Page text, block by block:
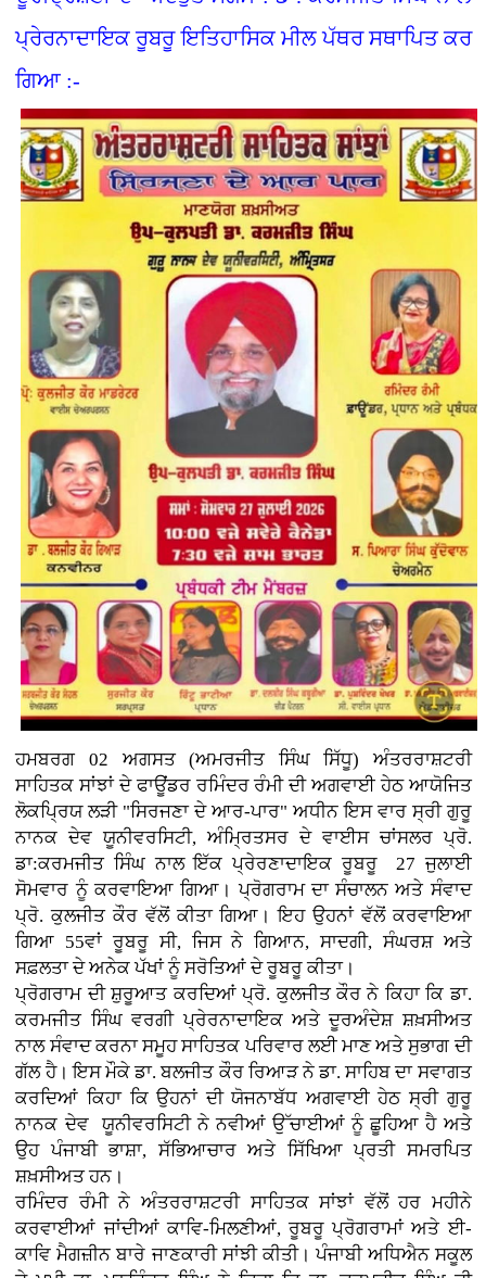
ਪ੍ਰੇਰਨਾਦਾਇਕ ਰੂਬਰੂ ਇਤਿਹਾਸਿਕ ਮੀਲ ਪੱਥਰ ਸਥਾਪਿਤ ਕਰ
ਗਿਆ :-
ਹਮਬਰਗ 02 ਅਗਸਤ (ਅਮਰਜੀਤ ਸਿੰਘ ਸਿੱਧੂ) ਅੰਤਰਰਾਸ਼ਟਰੀ
ਸਾਹਿਤਕ ਸਾਂਝਾਂ ਦੇ ਫਾਊਂਡਰ ਰਮਿੰਦਰ ਰੰਮੀ ਦੀ ਅਗਵਾਈ ਹੇਠ ਆਯੋਜਿਤ
ਲੋਕਪ੍ਰਿਯ ਲੜੀ "ਸਿਰਜਣਾ ਦੇ ਆਰ-ਪਾਰ" ਅਧੀਨ ਇਸ ਵਾਰ ਸ੍ਰੀ ਗੁਰੂ
ਨਾਨਕ ਦੇਵ ਯੂਨੀਵਰਸਿਟੀ, ਅੰਮ੍ਰਿਤਸਰ ਦੇ ਵਾਈਸ ਚਾਂਸਲਰ ਪ੍ਰੋ.
ਡਾ:ਕਰਮਜੀਤ ਸਿੰਘ ਨਾਲ ਇੱਕ ਪ੍ਰੇਰਣਾਦਾਇਕ ਰੂਬਰੂ 27 ਜੁਲਾਈ
ਸੋਮਵਾਰ ਨੂੰ ਕਰਵਾਇਆ ਗਿਆ। ਪ੍ਰੋਗਰਾਮ ਦਾ ਸੰਚਾਲਨ ਅਤੇ ਸੰਵਾਦ
ਪ੍ਰੋ. ਕੁਲਜੀਤ ਕੌਰ ਵੱਲੋਂ ਕੀਤਾ ਗਿਆ। ਇਹ ਉਹਨਾਂ ਵੱਲੋਂ ਕਰਵਾਇਆ
ਗਿਆ 55ਵਾਂ ਰੂਬਰੂ ਸੀ, ਜਿਸ ਨੇ ਗਿਆਨ, ਸਾਦਗੀ, ਸੰਘਰਸ਼ ਅਤੇ
ਸਫ਼ਲਤਾ ਦੇ ਅਨੇਕ ਪੱਖਾਂ ਨੂੰ ਸਰੋਤਿਆਂ ਦੇ ਰੂਬਰੂ ਕੀਤਾ।
ਪ੍ਰੋਗਰਾਮ ਦੀ ਸ਼ੁਰੂਆਤ ਕਰਦਿਆਂ ਪ੍ਰੋ. ਕੁਲਜੀਤ ਕੌਰ ਨੇ ਕਿਹਾ ਕਿ ਡਾ.
ਕਰਮਜੀਤ ਸਿੰਘ ਵਰਗੀ ਪ੍ਰੇਰਨਾਦਾਇਕ ਅਤੇ ਦੂਰਅੰਦੇਸ਼ ਸ਼ਖ਼ਸੀਅਤ
ਨਾਲ ਸੰਵਾਦ ਕਰਨਾ ਸਮੂਹ ਸਾਹਿਤਕ ਪਰਿਵਾਰ ਲਈ ਮਾਣ ਅਤੇ ਸੁਭਾਗ ਦੀ
ਗੱਲ ਹੈ। ਇਸ ਮੌਕੇ ਡਾ. ਬਲਜੀਤ ਕੌਰ ਰਿਆੜ ਨੇ ਡਾ. ਸਾਹਿਬ ਦਾ ਸਵਾਗਤ
ਕਰਦਿਆਂ ਕਿਹਾ ਕਿ ਉਹਨਾਂ ਦੀ ਯੋਜਨਾਬੱਧ ਅਗਵਾਈ ਹੇਠ ਸ੍ਰੀ ਗੁਰੂ
ਨਾਨਕ ਦੇਵ ਯੂਨੀਵਰਸਿਟੀ ਨੇ ਨਵੀਆਂ ਉੱਚਾਈਆਂ ਨੂੰ ਛੂਹਿਆ ਹੈ ਅਤੇ
ਉਹ ਪੰਜਾਬੀ ਭਾਸ਼ਾ, ਸੱਭਿਆਚਾਰ ਅਤੇ ਸਿੱਖਿਆ ਪ੍ਰਤੀ ਸਮਰਪਿਤ
ਸ਼ਖ਼ਸੀਅਤ ਹਨ।
ਰਮਿੰਦਰ ਰੰਮੀ ਨੇ ਅੰਤਰਰਾਸ਼ਟਰੀ ਸਾਹਿਤਕ ਸਾਂਝਾਂ ਵੱਲੋਂ ਹਰ ਮਹੀਨੇ
ਕਰਵਾਈਆਂ ਜਾਂਦੀਆਂ ਕਾਵਿ-ਮਿਲਣੀਆਂ, ਰੂਬਰੂ ਪ੍ਰੋਗਰਾਮਾਂ ਅਤੇ ਈ-
ਕਾਵਿ ਮੈਗਜ਼ੀਨ ਬਾਰੇ ਜਾਣਕਾਰੀ ਸਾਂਝੀ ਕੀਤੀ। ਪੰਜਾਬੀ ਅਧਿਐਨ ਸਕੂਲ